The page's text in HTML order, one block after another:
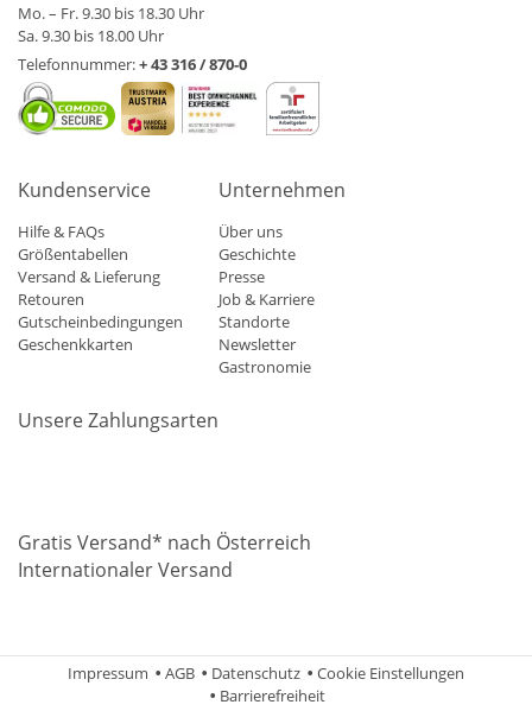
Mo. – Fr. 9.30 bis 18.30 Uhr
Sa. 9.30 bis 18.00 Uhr
Telefonnummer:+ 43 316 / 870-0
Kundenservice
Hilfe & FAQs
Größentabellen
Versand & Lieferung
Retouren
Gutscheinbedingungen
Geschenkkarten
Unternehmen
Über uns
Geschichte
Presse
Job & Karriere
Standorte
Newsletter
Gastronomie
Unsere Zahlungsarten
Gratis Versand* nach Österreich
Internationaler Versand
Impressum AGB Datenschutz
Cookie Einstellungen
Barrierefreiheit